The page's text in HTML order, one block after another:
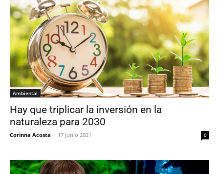
Ambiental
Hay que triplicar la inversión en la
naturaleza para 2030
Corinna Acosta - 17 junio 2021 0